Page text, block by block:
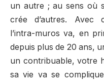
un autre ; au sens où
crée d’autres. Avec
l’intra-muros va, en
depuis plus de 20 ans,
un contribuable, votre
sa vie va se